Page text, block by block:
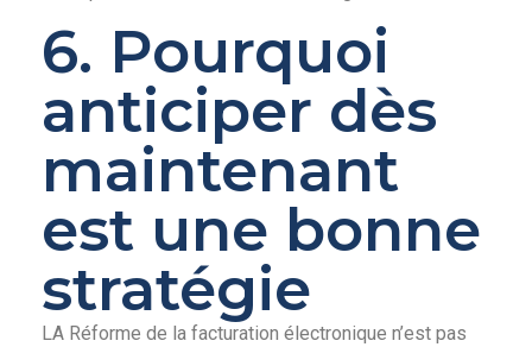
6. Pourquoi
anticiper dès
maintenant
est une bonne
stratégie
LA Réforme de la facturation électronique n’est pas